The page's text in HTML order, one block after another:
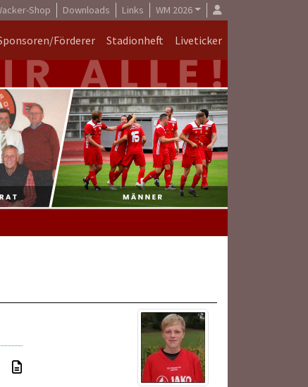
Shop Downloads Links WM 2026
Förderer Stadionheft Liveticker